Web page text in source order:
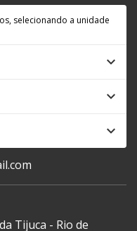
selecionando a unidade
Tijuca - Rio de